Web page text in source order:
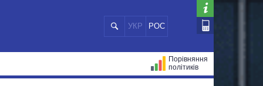
УКР РОС
Порівняння
політиків